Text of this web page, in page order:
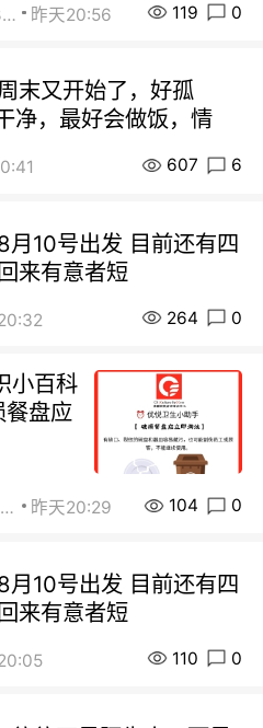
街友44498484 昨天20:56 119 0
末又开始了，好孤
净，最好会做饭，情
607 6
月10号出发 目前还有四
来有意者短
264 0
小百科
餐盘应
优悦培训咨询 昨天20:29 104 0
月10号出发 目前还有四
来有意者短
110 0